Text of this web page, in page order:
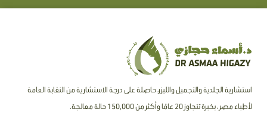
استشارية الجلدية والتجميل والليزر، حاصلة على درجة الاستشارية من النقابة العامة
لأطباء مصر ، بخبرة تتجاوز 20 عامًا وأكثر من 150,000 حالة معالجة.